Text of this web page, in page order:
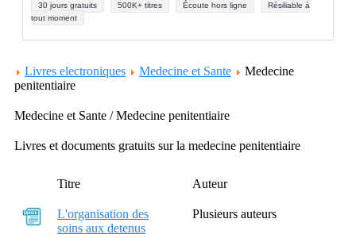
30 jours gratuits 500K+ titres Écoute hors ligne
Résiliable à
tout moment
Livres electroniques Medecine et Sante
Medecine
penitentiaire
Medecine et Sante / Medecine penitentiaire
Livres et documents gratuits sur la medecine penitentiaire
Titre Auteur
L'organisation des
soins aux detenus
Plusieurs auteurs